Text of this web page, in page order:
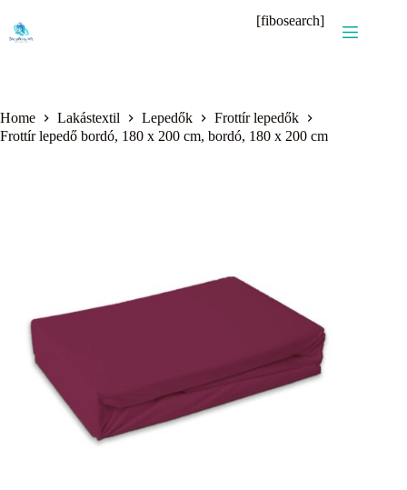
content
[fibosearch]
Home Lakástextil Lepedők
Frottír lepedők
Frottír lepedő bordó, 180 x 200 cm, bordó, 180 x 200 cm